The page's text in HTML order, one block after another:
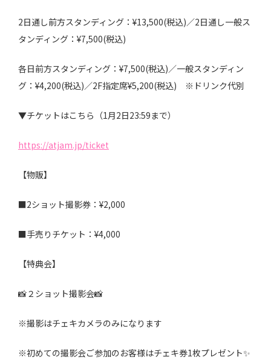
2日通し前方スタンディング：¥13,500(税込)／2日通し一般ス
タンディング：¥7,500(税込)
各日前方スタンディング：¥7,500(税込)／一般スタンディン
グ：¥4,200(税込)／2F指定席¥5,200(税込) ※ドリンク代別
▼チケットはこちら（1月2日23:59まで）
https://atjam.jp/ticket
【物販】
■2ショット撮影券：¥2,000
■手売りチケット：¥4,000
【特典会】
📸２ショット撮影会📸
※撮影はチェキカメラのみになります
※初めての撮影会ご参加のお客様はチェキ券1枚プレゼント✨